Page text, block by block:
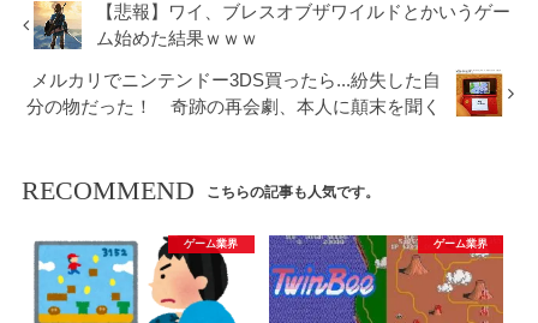
【悲報】ワイ、ブレスオブザワイルドとかいうゲー
ム始めた結果ｗｗｗ
メルカリでニンテンドー3DS買ったら...紛失した自
分の物だった！ 奇跡の再会劇、本人に顛末を聞く
RECOMMEND こちらの記事も人気です。
ゲーム業界 ゲーム業界